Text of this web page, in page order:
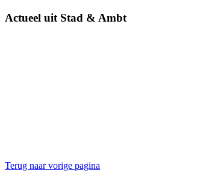
Actueel uit Stad & Ambt
Terug naar vorige pagina